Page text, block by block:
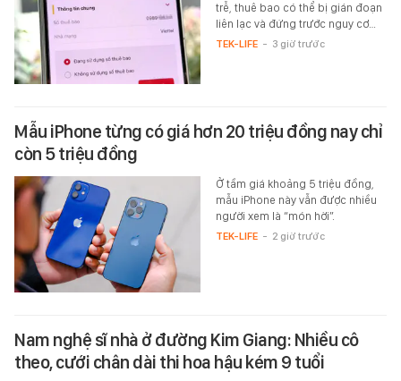
trễ, thuê bao có thể bị gián đoạn
liên lạc và đứng trước nguy cơ…
TEK-LIFE - 3 giờ trước
Mẫu iPhone từng có giá hơn 20 triệu đồng nay chỉ
còn 5 triệu đồng
Ở tầm giá khoảng 5 triệu đồng,
mẫu iPhone này vẫn được nhiều
người xem là “món hời”.
TEK-LIFE - 2 giờ trước
Nam nghệ sĩ nhà ở đường Kim Giang: Nhiều cô
theo, cưới chân dài thi hoa hậu kém 9 tuổi